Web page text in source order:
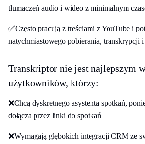
tłumaczeń audio i wideo z minimalnym
✅Często pracują z treściami z YouTube i
natychmiastowego pobierania, transkrypcji i
Transkriptor nie jest najlepszym
użytkowników, którzy:
❌Chcą dyskretnego asystenta spotkań,
dołącza przez linki do spotkań
❌Wymagają głębokich integracji CRM ze